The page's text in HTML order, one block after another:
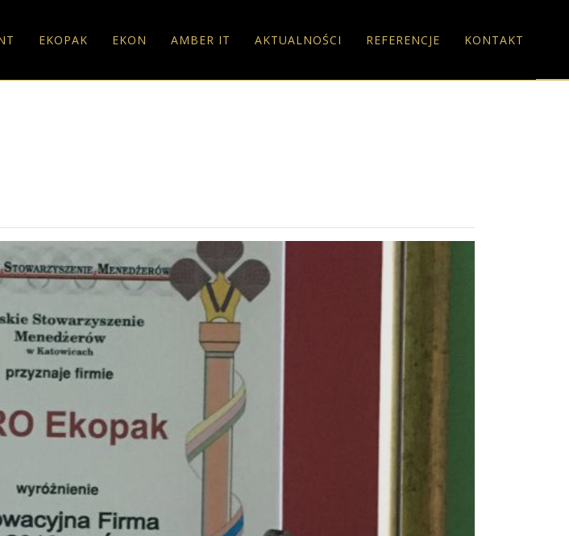
EKOPAK EKON AMBER IT AKTUALNOŚCI REFERENCJE KONTAKT